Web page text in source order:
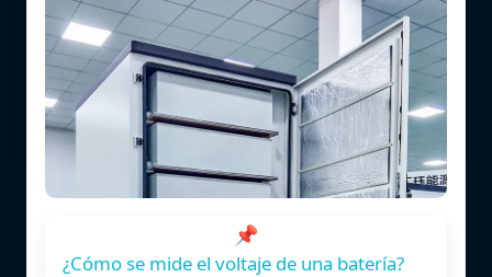
📌
¿Cómo se mide el voltaje de una batería?